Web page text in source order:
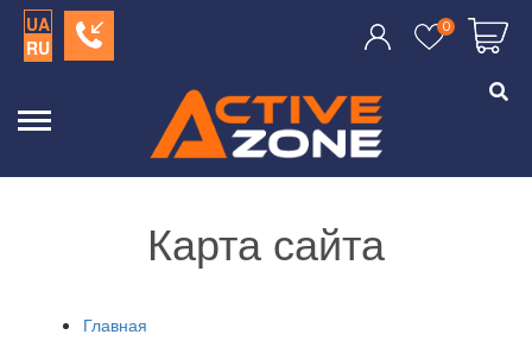
0
UA
RU
Карта сайта
Главная